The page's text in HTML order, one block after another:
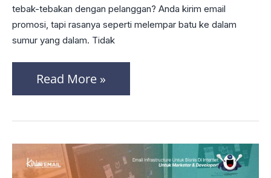
tebak-tebakan dengan pelanggan? Anda kirim email
promosi, tapi rasanya seperti melempar batu ke dalam
sumur yang dalam. Tidak
di
Indonesia:
Sebenarnya
Orang
Indonesia
Email?
Read More »